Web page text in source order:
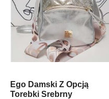
Ego Damski Z Opcją
Torebki Srebrny